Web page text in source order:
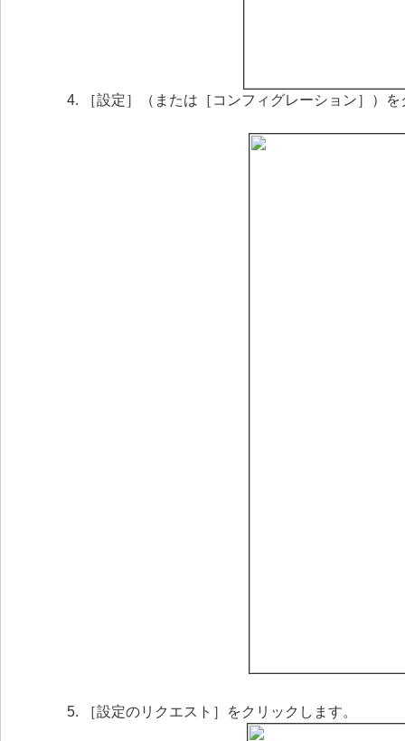
［設定］（または［コンフィグレーション］）
［設定のリクエスト］をクリックします。